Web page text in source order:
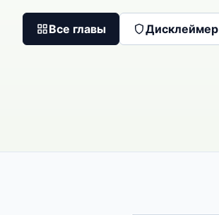
Все главы Дисклеймер